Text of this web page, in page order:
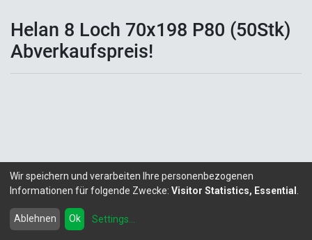
Helan 8 Loch 70x198 P80 (50Stk)
Abverkaufspreis!
Powered by
- Die #1
Wir speichern und verarbeiten Ihre personenbezogenen
Informationen für folgende Zwecke: Visitor Statistics, Essential
Ablehnen Ok Settings...